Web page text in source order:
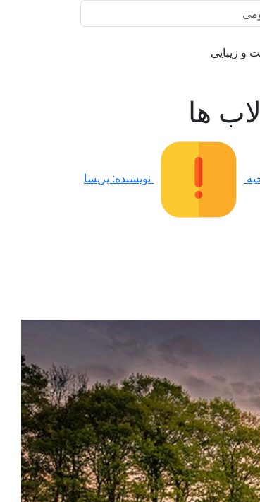
و زیبایی
ها
نویسنده: پریسا